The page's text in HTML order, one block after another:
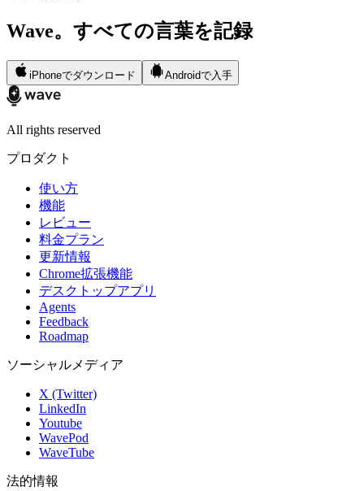
Wave。すべての言葉を記録
iPhoneでダウンロード Androidで入手
All rights reserved
プロダクト
使い方
機能
レビュー
料金プラン
更新情報
Chrome拡張機能
デスクトップアプリ
Agents
Feedback
Roadmap
ソーシャルメディア
X (Twitter)
LinkedIn
Youtube
WavePod
WaveTube
法的情報